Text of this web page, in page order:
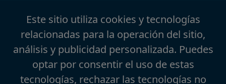
Este sitio utiliza cookies y tecnologías
relacionadas para la operación del sitio,
análisis y publicidad personalizada. Puedes
optar por consentir el uso de estas
tecnologías, rechazar las tecnologías no